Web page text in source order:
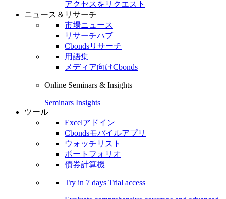
アクセスをリクエスト
ニュース＆リサーチ
市場ニュース
リサーチハブ
Cbondsリサーチ
用語集
メディア向けCbonds
Online Seminars & Insights
Seminars Insights
ツール
Excelアドイン
Cbondsモバイルアプリ
ウォッチリスト
ポートフォリオ
債券計算機
Try in 7 days Trial access